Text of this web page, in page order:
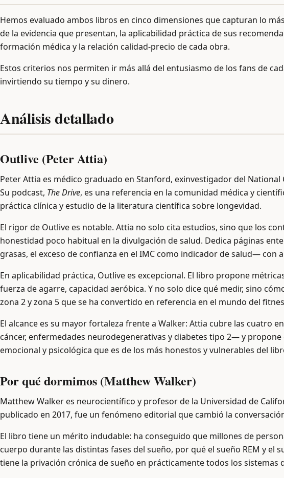
Hemos evaluado ambos libros en cinco dimensiones que capturan lo
de la evidencia que presentan, la aplicabilidad práctica de sus
formación médica y la relación calidad-precio de cada obra.
Estos criterios nos permiten ir más allá del entusiasmo de los fans de
invirtiendo su tiempo y su dinero.
Análisis detallado
Outlive (Peter Attia)
Peter Attia es médico graduado en Stanford, exinvestigador del
Su podcast, The Drive, es una referencia en la comunidad médica y
práctica clínica y estudio de la literatura científica sobre longevidad.
El rigor de Outlive es notable. Attia no solo cita estudios, sino que los
honestidad poco habitual en la divulgación de salud. Dedica páginas
grasas, el exceso de confianza en el IMC como indicador de salud—
En aplicabilidad práctica, Outlive es excepcional. El libro propone
fuerza de agarre, capacidad aeróbica. Y no solo dice qué medir, sino
zona 2 y zona 5 que se ha convertido en referencia en el mundo del
El alcance es su mayor fortaleza frente a Walker: Attia cubre las cuatro
cáncer, enfermedades neurodegenerativas y diabetes tipo 2— y
emocional y psicológica que es de los más honestos y vulnerables del
Por qué dormimos (Matthew Walker)
Matthew Walker es neurocientífico y profesor de la Universidad de
publicado en 2017, fue un fenómeno editorial que cambió la
El libro tiene un mérito indudable: ha conseguido que millones de
cuerpo durante las distintas fases del sueño, por qué el sueño REM y
tiene la privación crónica de sueño en prácticamente todos los sistemas